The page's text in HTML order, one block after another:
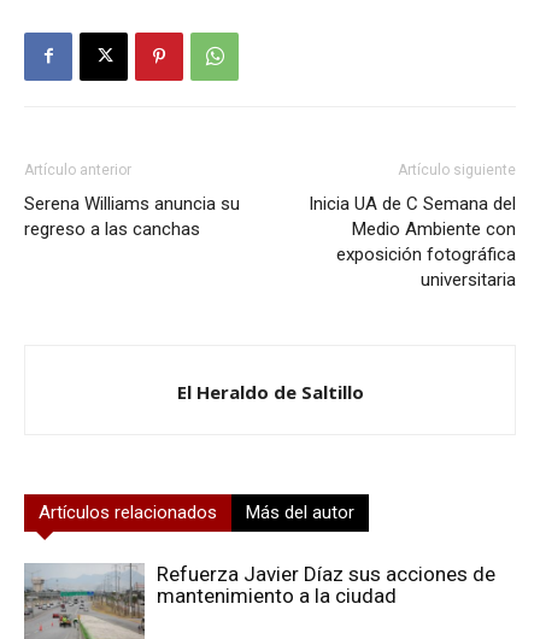
Artículo anterior
Serena Williams anuncia su
regreso a las canchas
Artículo siguiente
Inicia UA de C Semana del
Medio Ambiente con
exposición fotográfica
universitaria
El Heraldo de Saltillo
Artículos relacionados Más del autor
Refuerza Javier Díaz sus acciones de
mantenimiento a la ciudad